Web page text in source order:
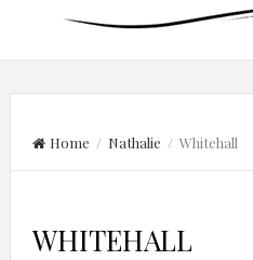
Home / Nathalie / Whitehall
WHITEHALL